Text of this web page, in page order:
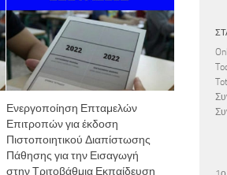
Ενεργοποίηση Επταμελών
Επιτροπών για έκδοση
Πιστοποιητικού Διαπίστωσης
Πάθησης για την Εισαγωγή
στην Τριτοβάθμια Εκπαίδευση